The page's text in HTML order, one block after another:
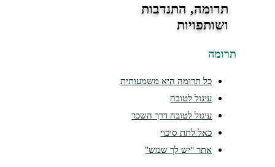
תרומה, התנדבות
ושותפויות
כל תרומה היא משמעותית
עיגול לטובה
עיגול לטובה דרך השכר
כאל לתת סיכוי
אתר "יש לך שמש"